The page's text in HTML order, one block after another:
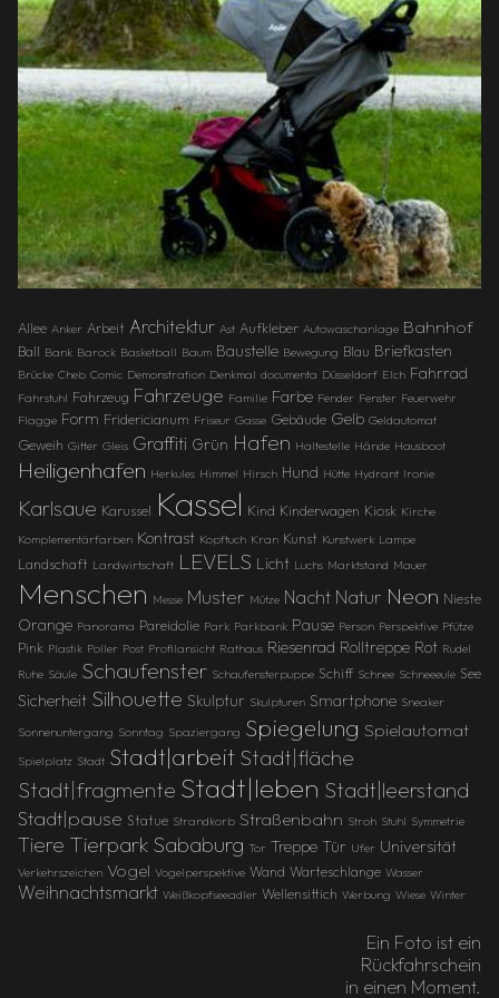
Allee Anker Arbeit Architektur Ast Aufkleber Autowaschanlage Bahnhof
Ball Bank Barock Basketball Baum Baustelle Bewegung Blau Briefkasten
Brücke Cheb Comic Demonstration Denkmal documenta Düsseldorf Elch Fahrrad
Fahrstuhl Fahrzeug Fahrzeuge Familie Farbe Fender Fenster Feuerwehr
Flagge Form Fridericianum Friseur Gasse Gebäude Gelb Geldautomat
Geweih Gitter Gleis Graffiti Grün Hafen Haltestelle Hände Hausboot
Heiligenhafen Herkules Himmel Hirsch Hund Hütte Hydrant Ironie
Karlsaue Karussel Kassel Kind Kinderwagen Kiosk Kirche
Komplementärfarben Kontrast Kopftuch Kran Kunst Kunstwerk Lampe
Landschaft Landwirtschaft LEVELS Licht Luchs Marktstand Mauer
Menschen Messe Muster Mütze Nacht Natur Neon Nieste
Orange Panorama Pareidolie Park Parkbank Pause Person Perspektive Pfütze
Pink Plastik Poller Post Profilansicht Rathaus Riesenrad Rolltreppe Rot Rudel
Ruhe Säule Schaufenster Schaufensterpuppe Schiff Schnee Schneeeule See
Sicherheit Silhouette Skulptur Skulpturen Smartphone Sneaker
Sonnenuntergang Sonntag Spaziergang Spiegelung Spielautomat
Spielplatz Stadt Stadt|arbeit Stadt|fläche
Stadt|fragmente Stadt|leben Stadt|leerstand
Stadt|pause Statue Strandkorb Straßenbahn Stroh Stuhl Symmetrie
Tiere Tierpark Sababurg Tor Treppe Tür Ufer Universität
Verkehrszeichen Vogel Vogelperspektive Wand Warteschlange Wasser
Weihnachtsmarkt Weißkopfseeadler Wellensittich Werbung Wiese Winter
Ein Foto ist ein
Rückfahrschein
in einen Moment.